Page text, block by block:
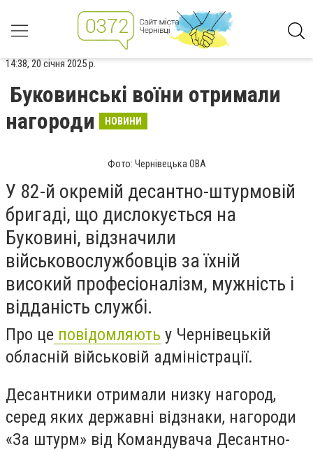
14:38, 20 січня 2025 р.
Буковинські воїни отримали
нагороди
НОВИНИ
Фото: Чернівецька ОВА
У 82-й окремій десантно-штурмовій
бригаді, що дислокується на
Буковині, відзначили
військовослужбовців за їхній
високий професіоналізм, мужність і
відданість службі.
Про це повідомляють у Чернівецькій
обласній військовій адміністрації.
Десантники отримали низку нагород,
серед яких державні відзнаки, нагороди
«За штурм» від Командувача Десантно-